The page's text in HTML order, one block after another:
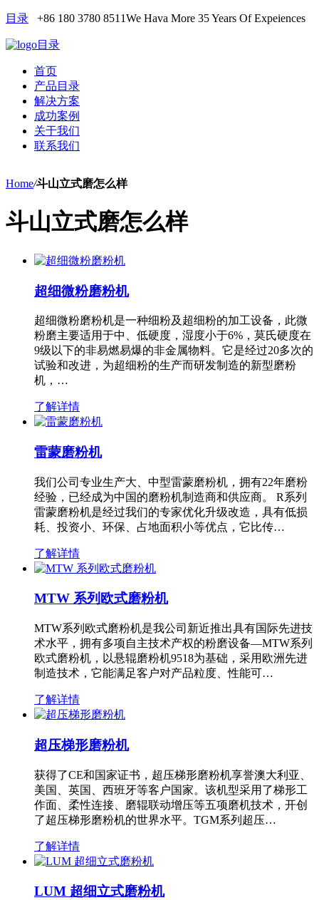
目录 +86 180 3780 8511We Hava More 35 Years Of Expeiences
目录
首页
产品目录
解决方案
成功案例
关于我们
联系我们
Home/斗山立式磨怎么样
斗山立式磨怎么样
超细微粉磨粉机
超细微粉磨粉机是一种细粉及超细粉的加工设备，此微
粉磨主要适用于中、低硬度，湿度小于6%，莫氏硬度在
9级以下的非易燃易爆的非金属物料。它是经过20多次的
试验和改进，为超细粉的生产而研发制造的新型磨粉
机，…
了解详情
雷蒙磨粉机
我们公司专业生产大、中型雷蒙磨粉机，拥有22年磨粉
经验，已经成为中国的磨粉机制造商和供应商。 R系列
雷蒙磨粉机是经过我们的专家优化升级改造，具有低损
耗、投资小、环保、占地面积小等优点，它比传…
了解详情
MTW 系列欧式磨粉机
MTW系列欧式磨粉机是我公司新近推出具有国际先进技
术水平，拥有多项自主技术产权的粉磨设备—MTW系列
欧式磨粉机，以悬辊磨粉机9518为基础，采用欧洲先进
制造技术，它能满足客户对产品粒度、性能可…
了解详情
超压梯形磨粉机
获得了CE和国家证书，超压梯形磨粉机享誉澳大利亚、
美国、英国、西班牙等客户国家。该机型采用了梯形工
作面、柔性连接、磨辊联动增压等五项磨机技术，开创
了超压梯形磨粉机的世界水平。TGM系列超压…
了解详情
LUM 超细立式磨粉机